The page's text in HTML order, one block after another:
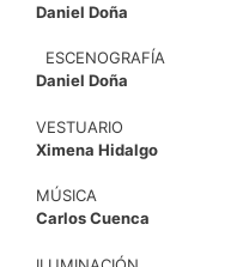
Daniel Doña
ESCENOGRAFÍA
Daniel Doña
VESTUARIO
Ximena Hidalgo
MÚSICA
Carlos Cuenca